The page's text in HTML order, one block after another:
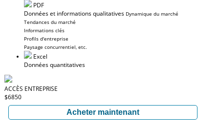
PDF
Données et informations qualitatives Dynamique du marché
Tendances du marché
Informations clés
Profils d'entreprise
Paysage concurrentiel, etc.
Excel
Données quantitatives
ACCÈS ENTREPRISE
$6850
Acheter maintenant